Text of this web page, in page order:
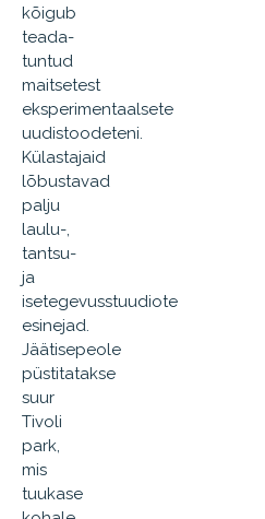
kõigub
teada-
tuntud
maitsetest
eksperimentaalsete
uudistoodeteni.
Külastajaid
lõbustavad
palju
laulu-,
tantsu-
ja
isetegevusstuudiote
esinejad.
Jäätisepeole
püstitatakse
suur
Tivoli
park,
mis
tuukase